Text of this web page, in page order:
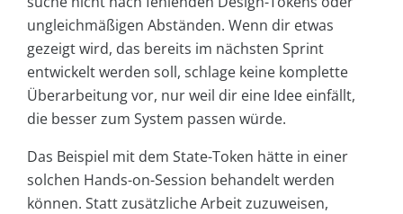
ungleichmäßigen Abständen. Wenn dir etwas
gezeigt wird, das bereits im nächsten Sprint
entwickelt werden soll, schlage keine komplette
Überarbeitung vor, nur weil dir eine Idee einfällt,
die besser zum System passen würde.
Das Beispiel mit dem State-Token hätte in einer
solchen Hands-on-Session behandelt werden
können. Statt zusätzliche Arbeit zuzuweisen,